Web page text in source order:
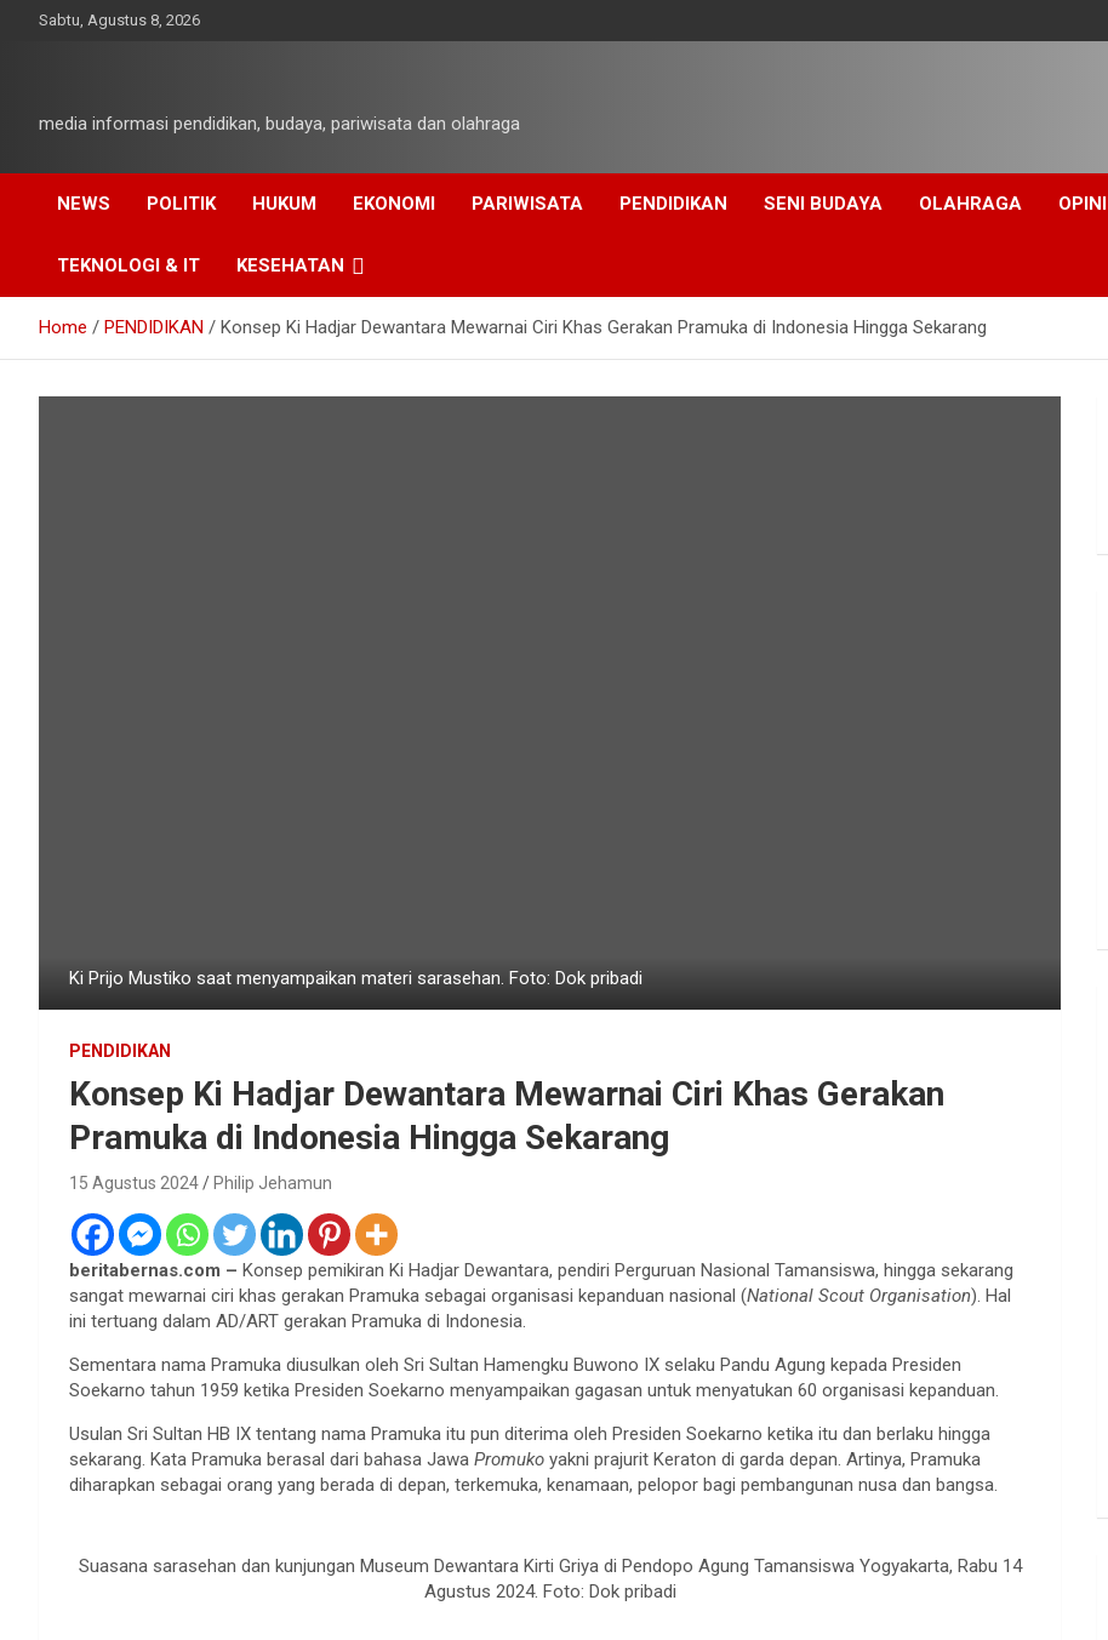
Sabtu, Agustus 8, 2026
media informasi pendidikan, budaya, pariwisata dan olahraga
NEWS POLITIK HUKUM EKONOMI PARIWISATA PENDIDIKAN SENI BUDAYA OLAHRAGA OPINI
TEKNOLOGI & IT KESEHATAN
Home PENDIDIKAN Konsep Ki Hadjar Dewantara Mewarnai Ciri Khas Gerakan Pramuka di Indonesia Hingga Sekarang
Ki Prijo Mustiko saat menyampaikan materi sarasehan. Foto: Dok pribadi
PENDIDIKAN
Konsep Ki Hadjar Dewantara Mewarnai Ciri Khas Gerakan
Pramuka di Indonesia Hingga Sekarang
15 Agustus 2024 Philip Jehamun
beritabernas.com – Konsep pemikiran Ki Hadjar Dewantara, pendiri Perguruan Nasional Tamansiswa, hingga sekarang
sangat mewarnai ciri khas gerakan Pramuka sebagai organisasi kepanduan nasional (National Scout Organisation). Hal
ini tertuang dalam AD/ART gerakan Pramuka di Indonesia.
Sementara nama Pramuka diusulkan oleh Sri Sultan Hamengku Buwono IX selaku Pandu Agung kepada Presiden
Soekarno tahun 1959 ketika Presiden Soekarno menyampaikan gagasan untuk menyatukan 60 organisasi kepanduan.
Usulan Sri Sultan HB IX tentang nama Pramuka itu pun diterima oleh Presiden Soekarno ketika itu dan berlaku hingga
sekarang. Kata Pramuka berasal dari bahasa Jawa Promuko yakni prajurit Keraton di garda depan. Artinya, Pramuka
diharapkan sebagai orang yang berada di depan, terkemuka, kenamaan, pelopor bagi pembangunan nusa dan bangsa.
Suasana sarasehan dan kunjungan Museum Dewantara Kirti Griya di Pendopo Agung Tamansiswa Yogyakarta, Rabu 14
Agustus 2024. Foto: Dok pribadi